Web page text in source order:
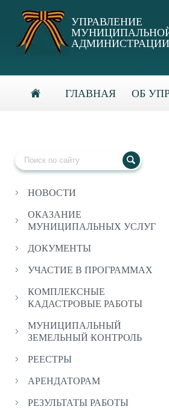
УПРАВЛЕНИЕ
ГЛАВНАЯ ОБ
НОВОСТИ
ОКАЗАНИЕ
МУНИЦИПАЛЬНЫХ УСЛУГ
ДОКУМЕНТЫ
УЧАСТИЕ В ПРОГРАММАХ
КОМПЛЕКСНЫЕ
КАДАСТРОВЫЕ РАБОТЫ
МУНИЦИПАЛЬНЫЙ
ЗЕМЕЛЬНЫЙ КОНТРОЛЬ
РЕЕСТРЫ
АРЕНДАТОРАМ
РЕЗУЛЬТАТЫ РАБОТЫ